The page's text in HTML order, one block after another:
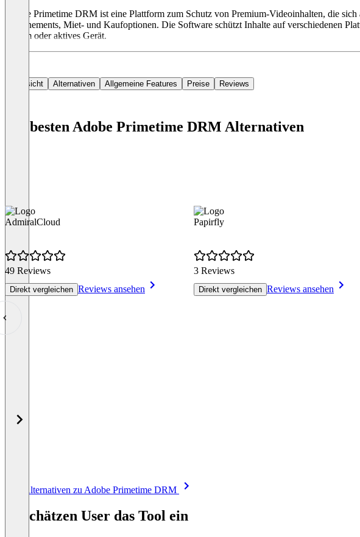
Adobe Primetime DRM ist eine Plattform zum Schutz von Premium-Videoinhalten, die
Abonnements, Miet- und Kaufoptionen. Die Software schützt Inhalte auf verschiedenen
Stream oder aktives Gerät.
Übersicht Alternativen Allgemeine Features Preise Reviews
Die besten Adobe Primetime DRM Alternativen
AdmiralCloud
49 Reviews
Direkt vergleichen Reviews ansehen
Papirfly
3 Reviews
Direkt vergleichen Reviews ansehen
Alle Alternativen zu Adobe Primetime DRM
So schätzen User das Tool ein